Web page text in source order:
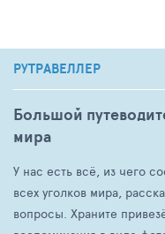
РУТРАВЕЛЛЕР
Большой
мира
У нас есть всё, из чего
всех уголков мира,
вопросы. Храните